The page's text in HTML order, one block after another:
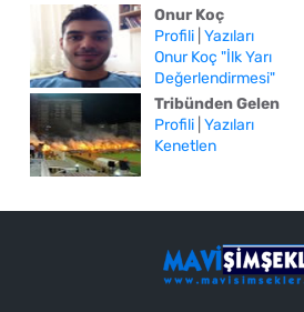
Onur Koç
Profili Yazıları
Onur Koç "İlk Yarı
Değerlendirmesi"
Tribünden Gelen
Profili Yazıları
Kenetlen